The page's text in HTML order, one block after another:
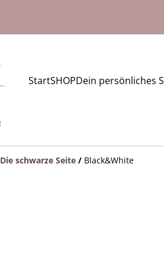
StartSHOPDein persönliches
Die schwarze Seite / Black&White